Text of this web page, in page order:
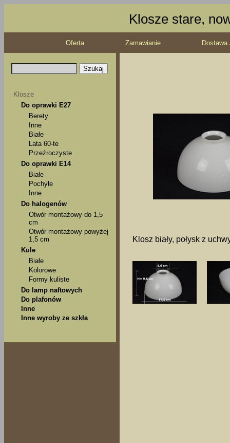
Klosze stare,
Oferta Zamawianie
Klosze
Do oprawki E27
Berety
Inne
Białe
Lata 60-te
Przeźroczyste
Do oprawki E14
Białe
Pochyłe
Inne
Do halogenów
Otwór montażowy do 1,5
cm
Otwór montażowy powyżej
1,5 cm
Kule
Białe
Kolorowe
Formy kuliste
Do lamp naftowych
Do plafonów
Inne
Inne wyroby ze szkła
Klosz biały, połysk z